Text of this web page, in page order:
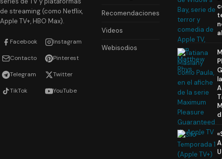
de streaming (como Netflix,
Apple TV+, HBO Max).
Facebook Instagram
Contacto Pinterest
Telegram Twitter
TikTok YouTube
Recomendaciones
Videos
Webisodios